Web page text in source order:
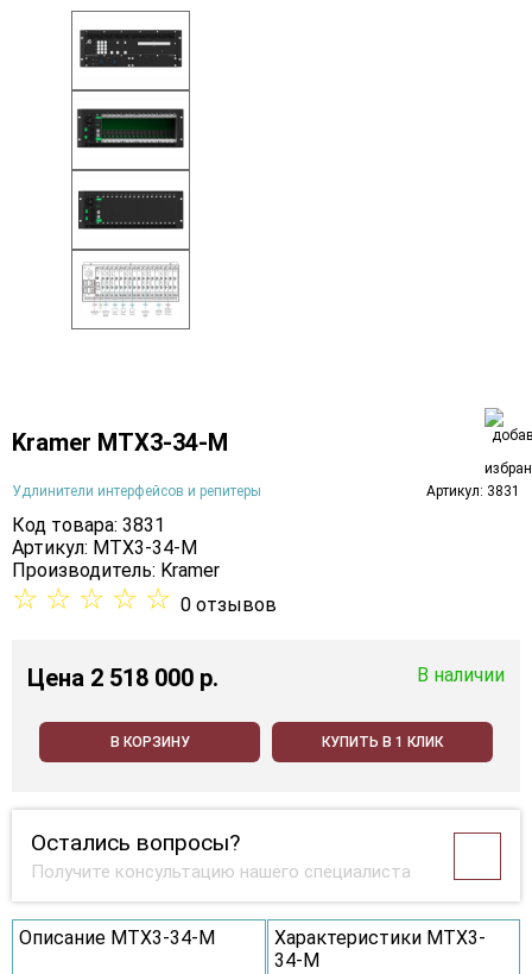
Kramer MTX3-34-M
Удлинители интерфейсов и репитеры Артикул: 3831
Код товара: 3831
Артикул: MTX3-34-M
Производитель: Kramer
☆ ☆ ☆ ☆ ☆ 0 отзывов
Цена 2 518 000 p. В наличии
В КОРЗИНУ КУПИТЬ В 1 КЛИК
Остались вопросы?
Получите консультацию нашего специалиста
Описание MTX3-34-M
Характеристики MTX3-
34-M